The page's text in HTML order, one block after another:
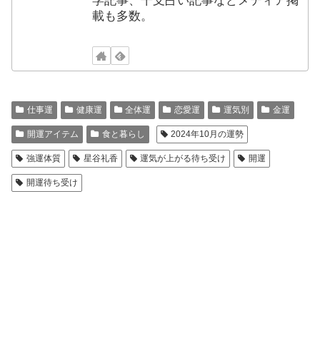
載も多数。
仕事運 健康運 全体運 恋愛運 運気別 金運
開運アイテム 食と暮らし 2024年10月の運勢
強運体質 星谷礼香 運気が上がる待ち受け 開運
開運待ち受け